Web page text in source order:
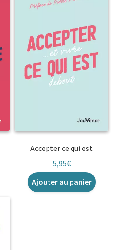
Accepter ce qui est
5,95€
Ajouter au panier